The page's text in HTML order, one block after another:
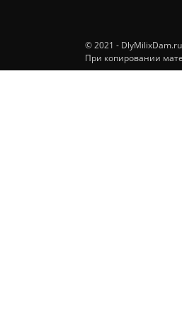
© 2021 - DlyMilixDam.ru
При копировании